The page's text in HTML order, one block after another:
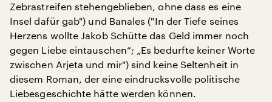
Zebrastreifen stehengeblieben, ohne dass es eine
Insel dafür gab") und Banales ("In der Tiefe seines
Herzens wollte Jakob Schütte das Geld immer noch
gegen Liebe eintauschen“; „Es bedurfte keiner Worte
zwischen Arjeta und mir") sind keine Seltenheit in
diesem Roman, der eine eindrucksvolle politische
Liebesgeschichte hätte werden können.